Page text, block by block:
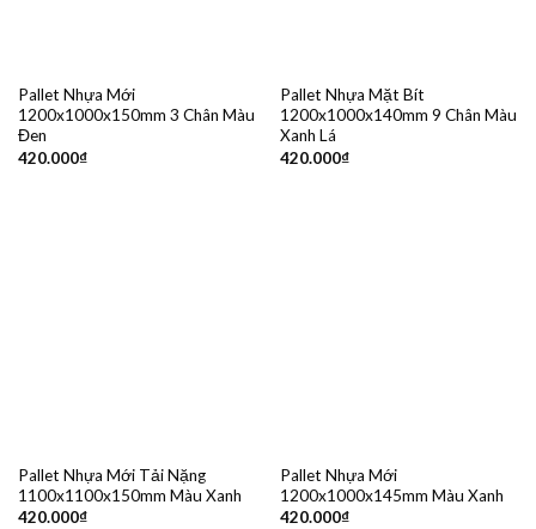
Pallet Nhựa Mới
1200x1000x150mm 3 Chân Màu
Đen
420.000₫
Pallet Nhựa Mặt Bít
1200x1000x140mm 9 Chân Màu
Xanh Lá
420.000₫
Pallet Nhựa Mới Tải Nặng
1100x1100x150mm Màu Xanh
420.000₫
Pallet Nhựa Mới
1200x1000x145mm Màu Xanh
420.000₫